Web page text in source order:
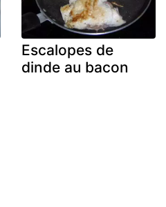
Escalopes de
dinde au bacon